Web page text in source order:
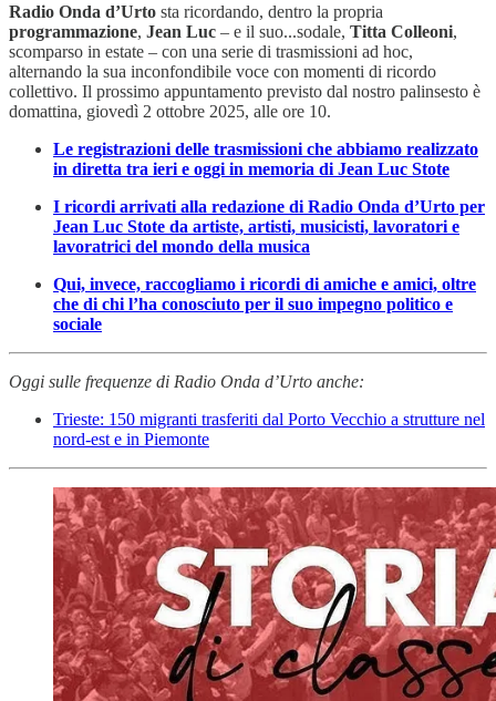
Radio Onda d’Urto sta ricordando, dentro la propria
programmazione, Jean Luc – e il suo...sodale, Titta Colleoni,
scomparso in estate – con una serie di trasmissioni ad hoc,
alternando la sua inconfondibile voce con momenti di ricordo
collettivo. Il prossimo appuntamento previsto dal nostro palinsesto è
domattina, giovedì 2 ottobre 2025, alle ore 10.
Le registrazioni delle trasmissioni che abbiamo realizzato
in diretta tra ieri e oggi in memoria di Jean Luc Stote
I ricordi arrivati alla redazione di Radio Onda d’Urto per
Jean Luc Stote da artiste, artisti, musicisti, lavoratori e
lavoratrici del mondo della musica
Qui, invece, raccogliamo i ricordi di amiche e amici, oltre
che di chi l’ha conosciuto per il suo impegno politico e
sociale
Oggi sulle frequenze di Radio Onda d’Urto anche:
Trieste: 150 migranti trasferiti dal Porto Vecchio a strutture nel
nord-est e in Piemonte